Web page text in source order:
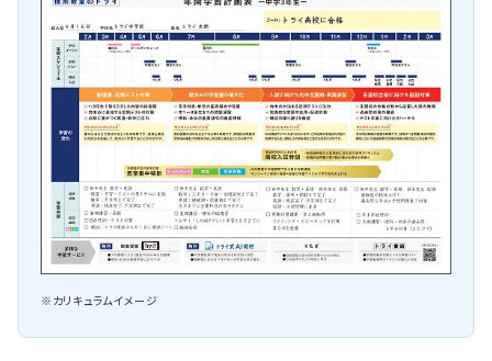
※カリキュラムイメージ